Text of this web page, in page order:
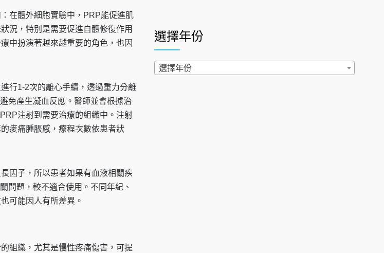
在體外細胞實驗中，PRP能促進肌
況，特別是需要促進自體修復作用
中扮演著越來越重要的角色，也因
行1-2次的離心手續，透過重力分離
免產生凝血反應。醫師並會根據治
注射到需要治療的組織中。注射
痠痛腫脹感，療程次數依患者狀
因子，所以患者如果有血液相關疾
問題，較不適合使用。不同年紀、
可能因人有所差異。
組織，尤其是慢性疼痛傷害，可提
西園醫院55周年 7／10捐血公益活動 邀民眾
熱血響應
2026-06-30
2022-02-17
過量維生素D和鈣恐罹癌? 醫師釋疑：搞懂4原則
不怕補錯
選擇年份
選擇年份